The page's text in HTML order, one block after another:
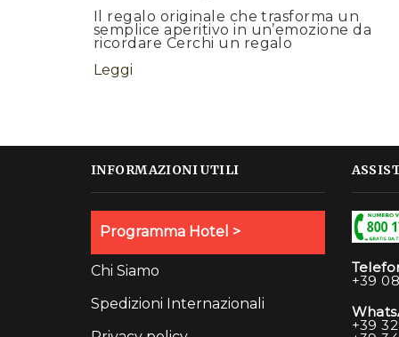
Il regalo originale che trasforma un
semplice aperitivo in un’emozione da
ricordare Cerchi un regalo
Leggi
INFORMAZIONI UTILI
Programma Hotel >
Chi Siamo
Spedizioni Internazionali
+39
+39